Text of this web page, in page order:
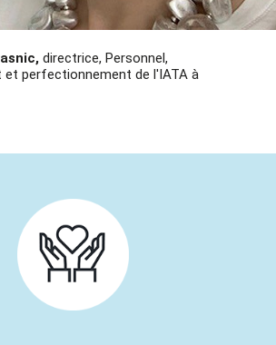
directrice, Personnel,
et perfectionnement de l'IATA à